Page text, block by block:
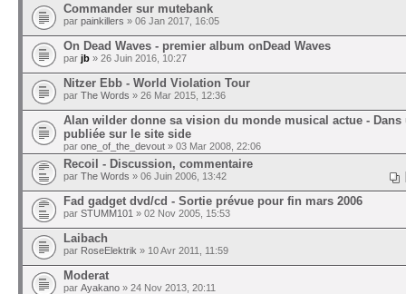
Commander sur mutebank
par painkillers » 06 Jan 2017, 16:05
On Dead Waves - premier album onDead Waves
par jb » 26 Juin 2016, 10:27
Nitzer Ebb - World Violation Tour
par The Words » 26 Mar 2015, 12:36
Alan wilder donne sa vision du monde musical actue - Dans
publiée sur le site side
par one_of_the_devout » 03 Mar 2008, 22:06
Recoil - Discussion, commentaire
par The Words » 06 Juin 2006, 13:42
Fad gadget dvd/cd - Sortie prévue pour fin mars 2006
par STUMM101 » 02 Nov 2005, 15:53
Laibach
par RoseElektrik » 10 Avr 2011, 11:59
Moderat
par Ayakano » 24 Nov 2013, 20:11